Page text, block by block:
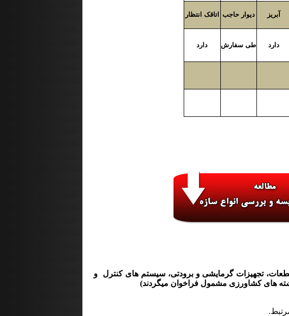
آبریز دیوار حاجب اتاقک انتظار
دارد طی سفارش دارد
تجهیزات گرمایشی و برودتی، سیستم های کنترل
و
های کشاورزی مشمول فراخوان میگردند)